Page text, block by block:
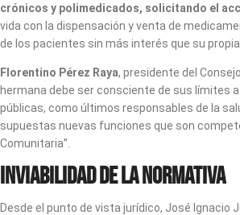
crónicos y polimedicados, solicitando el
vida con la dispensación y venta de
de los pacientes sin más interés que su
Florentino Pérez Raya, presidente del
hermana debe ser consciente de sus límites
públicas, como últimos responsables de la
supuestas nuevas funciones que son
Comunitaria”.
Inviabilidad de la normativa
Desde el punto de vista jurídico, José Ignacio